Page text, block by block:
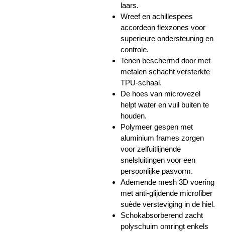
laars.
Wreef en achillespees
accordeon flexzones voor
superieure ondersteuning en
controle.
Tenen beschermd door met
metalen schacht versterkte
TPU-schaal.
De hoes van microvezel
helpt water en vuil buiten te
houden.
Polymeer gespen met
aluminium frames zorgen
voor zelfuitlijnende
snelsluitingen voor een
persoonlijke pasvorm.
Ademende mesh 3D voering
met anti-glijdende microfiber
suède versteviging in de hiel.
Schokabsorberend zacht
polyschuim omringt enkels